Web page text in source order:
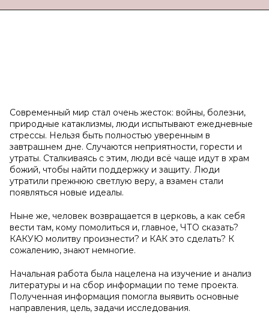
Современный мир стал очень жесток: войны, болезни,
природные катаклизмы, люди испытывают ежедневные
стрессы. Нельзя быть полностью уверенным в
завтрашнем дне. Случаются неприятности, горести и
утраты. Сталкиваясь с этим, люди всё чаще идут в храм
божий, чтобы найти поддержку и защиту. Люди
утратили прежнюю светлую веру, а взамен стали
появляться новые идеалы.
Ныне же, человек возвращается в церковь, а как себя
вести там, кому помолиться и, главное, ЧТО сказать?
КАКУЮ молитву произнести? и КАК это сделать? К
сожалению, знают немногие.
Начальная работа была нацелена на изучение и анализ
литературы и на сбор информации по теме проекта.
Полученная информация помогла выявить основные
направления, цель, задачи исследования.